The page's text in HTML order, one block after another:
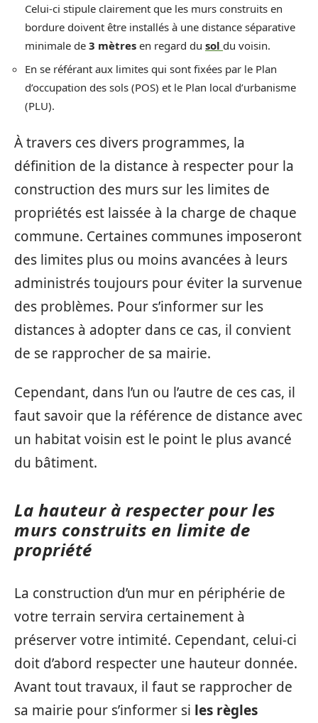
Celui-ci stipule clairement que les murs construits en
bordure doivent être installés à une distance séparative
minimale de 3 mètres en regard du sol du voisin.
En se référant aux limites qui sont fixées par le Plan
d’occupation des sols (POS) et le Plan local d’urbanisme
(PLU).
À travers ces divers programmes, la
définition de la distance à respecter pour la
construction des murs sur les limites de
propriétés est laissée à la charge de chaque
commune. Certaines communes imposeront
des limites plus ou moins avancées à leurs
administrés toujours pour éviter la survenue
des problèmes. Pour s’informer sur les
distances à adopter dans ce cas, il convient
de se rapprocher de sa mairie.
Cependant, dans l’un ou l’autre de ces cas, il
faut savoir que la référence de distance avec
un habitat voisin est le point le plus avancé
du bâtiment.
La hauteur à respecter pour les
murs construits en limite de
propriété
La construction d’un mur en périphérie de
votre terrain servira certainement à
préserver votre intimité. Cependant, celui-ci
doit d’abord respecter une hauteur donnée.
Avant tout travaux, il faut se rapprocher de
sa mairie pour s’informer si les règles